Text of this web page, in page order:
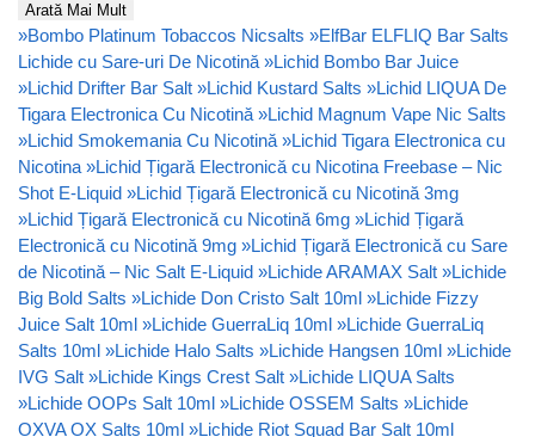
Arată Mai Mult
»Bombo Platinum Tobaccos Nicsalts »ElfBar ELFLIQ Bar Salts
Lichide cu Sare-uri De Nicotină »Lichid Bombo Bar Juice
»Lichid Drifter Bar Salt »Lichid Kustard Salts »Lichid LIQUA De
Tigara Electronica Cu Nicotină »Lichid Magnum Vape Nic Salts
»Lichid Smokemania Cu Nicotină »Lichid Tigara Electronica cu
Nicotina »Lichid Țigară Electronică cu Nicotina Freebase – Nic
Shot E-Liquid »Lichid Țigară Electronică cu Nicotină 3mg
»Lichid Țigară Electronică cu Nicotină 6mg »Lichid Țigară
Electronică cu Nicotină 9mg »Lichid Țigară Electronică cu Sare
de Nicotină – Nic Salt E-Liquid »Lichide ARAMAX Salt »Lichide
Big Bold Salts »Lichide Don Cristo Salt 10ml »Lichide Fizzy
Juice Salt 10ml »Lichide GuerraLiq 10ml »Lichide GuerraLiq
Salts 10ml »Lichide Halo Salts »Lichide Hangsen 10ml »Lichide
IVG Salt »Lichide Kings Crest Salt »Lichide LIQUA Salts
»Lichide OOPs Salt 10ml »Lichide OSSEM Salts »Lichide
OXVA OX Salts 10ml »Lichide Riot Squad Bar Salt 10ml